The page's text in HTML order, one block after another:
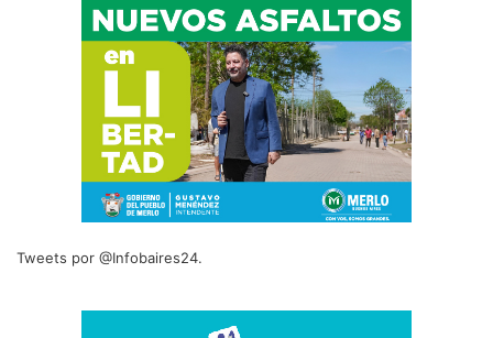
Tweets por @Infobaires24.